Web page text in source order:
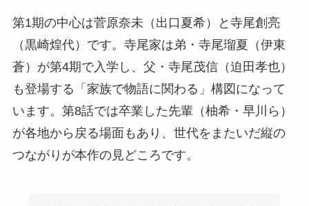
第1期の中心は菅原奈未（出口夏希）と寺尾創亮
（黒崎煌代）です。寺尾家は弟・寺尾瑠夏（伊東
蒼）が第4期で入学し、父・寺尾茂信（迫田孝也）
も登場する「家族で物語に関わる」構図になって
います。第8話では卒業した先輩（柚希・早川ら）
が各地から戻る場面もあり、世代をまたいだ縦の
つながりが本作の見どころです。